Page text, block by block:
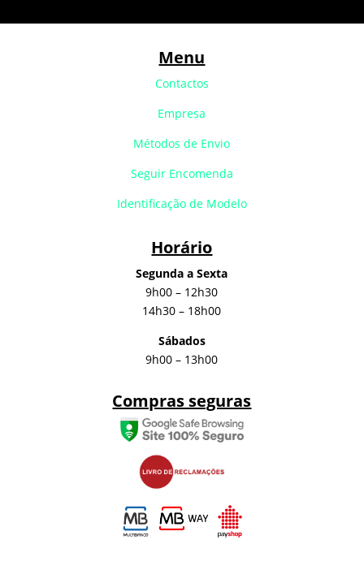
Menu
Contactos
Empresa
Métodos de Envio
Seguir Encomenda
Identificação de Modelo
Horário
Segunda a Sexta
9h00 – 12h30
14h30 – 18h00
Sábados
9h00 – 13h00
Compras seguras